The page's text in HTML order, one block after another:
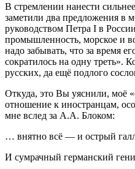
В стремлении нанести
заметили два предложения в
руководством Петра I в
промышленность, морское и
надо забывать, что за время
сократилось на одну треть».
русских, да ещё подлого
Откуда, это Вы уяснили, моё
отношение к иностранцам,
мне вслед за А.А. Блоком:
… внятно всё — и острый
И сумрачный германский